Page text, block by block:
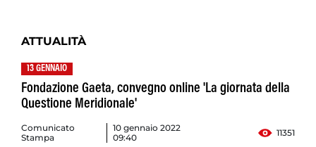
ATTUALITÀ
13 GENNAIO
Fondazione Gaeta, convegno online 'La giornata della
Questione Meridionale'
Comunicato
Stampa
10 gennaio 2022
09:40
11351